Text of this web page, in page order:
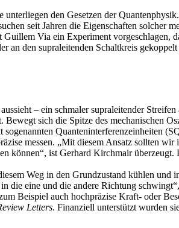
den Gesetzen der
seit Jahren die Eigenschaften solcher
Via ein Experiment
an den supraleitenden Schaltkreis
– ein schmaler supraleitender
sich die Spitze des mechanischen
Quanteninterferenzeinheiten
messen. „Mit diesem Ansatz sollten
können“, ist Gerhard Kirchmair
Weg in den Grundzustand kühlen
die eine und die andere Richtung
Beispiel auch hochpräzise Kraft- oder
Letters. Finanziell unterstützt wurden